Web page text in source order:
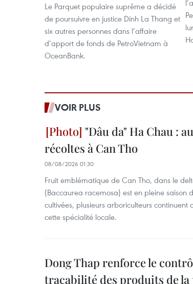
Le Parquet populaire suprême a décidé
de poursuivre en justice Dinh La Thang et
six autres personnes dans l’affaire
d’apport de fonds de PetroVietnam à
OceanBank.
VOIR PLUS
"Dâu da" Ha Chau :
récoltes à Can Tho
08/08/2026 01:30
Fruit emblématique de Can Tho, dans le
(Baccaurea racemosa) est en pleine saison
cultivées, plusieurs arboriculteurs
cette spécialité locale.
Dong Thap renforce le
traçabilité des produits de la